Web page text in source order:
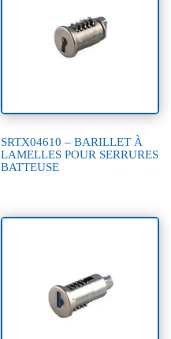
SRTX04610 – BARILLET À
LAMELLES POUR SERRURES
BATTEUSE